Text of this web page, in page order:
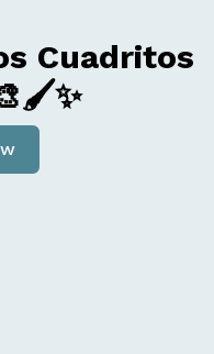
Cuadritos